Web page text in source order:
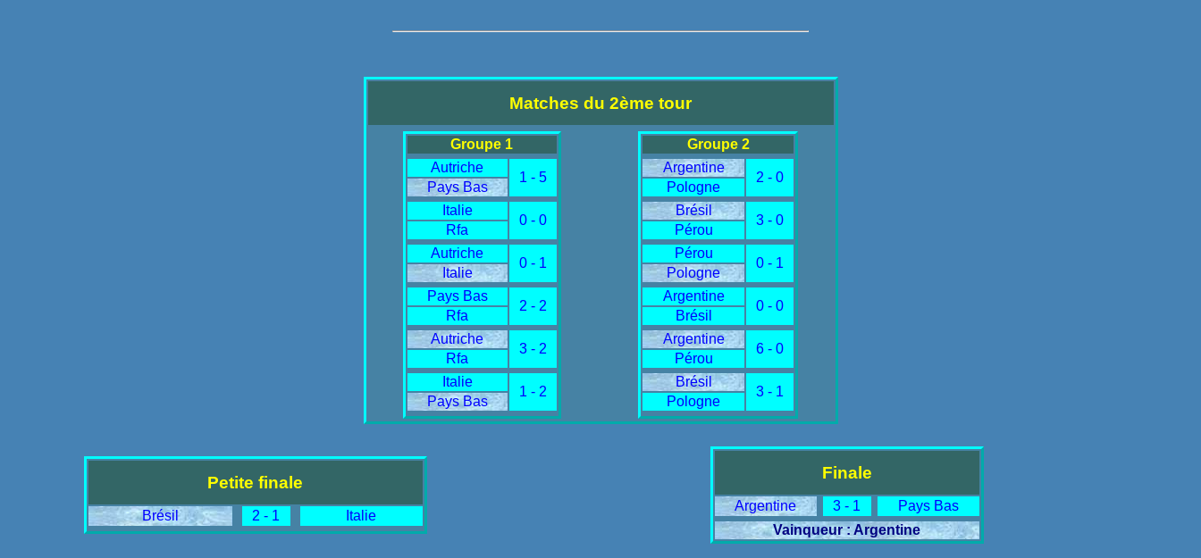
Matches du 2ème tour
Groupe 1
Autriche
1 - 5
Pays Bas
Italie
0 - 0
Rfa
Autriche
0 - 1
Italie
Pays Bas
2 - 2
Rfa
Autriche
3 - 2
Rfa
Italie
1 - 2
Pays Bas
Groupe 2
Argentine
2 - 0
Pologne
Brésil
3 - 0
Pérou
Pérou
0 - 1
Pologne
Argentine
0 - 0
Brésil
Argentine
6 - 0
Pérou
Brésil
3 - 1
Pologne
Petite finale
Brésil 2 - 1 Italie
Finale
Argentine 3 - 1
Pays Bas
Vainqueur : Argentine